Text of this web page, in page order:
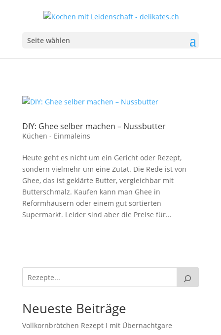
Seite wählen
DIY: Ghee selber machen – Nussbutter
Küchen - Einmaleins
Heute geht es nicht um ein Gericht oder Rezept,
sondern vielmehr um eine Zutat. Die Rede ist von
Ghee, das ist geklärte Butter, vergleichbar mit
Butterschmalz. Kaufen kann man Ghee in
Reformhäusern oder einem gut sortierten
Supermarkt. Leider sind aber die Preise für...
Neueste Beiträge
Vollkornbrötchen Rezept I mit Übernachtgare